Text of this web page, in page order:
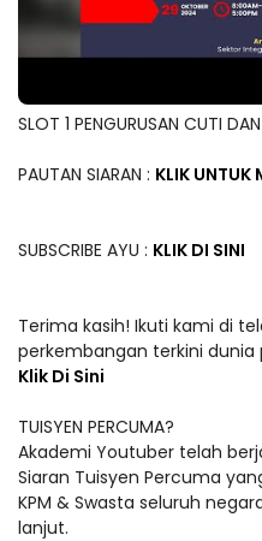
SLOT 1 PENGURUSAN CUTI
PAUTAN SIARAN : KLIK UNTUK
SUBSCRIBE AYU : KLIK DI SINI
Terima kasih! Ikuti kami di
perkembangan terkini dunia
Klik Di Sini
TUISYEN PERCUMA?
Akademi Youtuber telah
Siaran Tuisyen Percuma
KPM & Swasta seluruh
lanjut.